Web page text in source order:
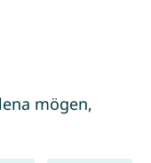
mögen,